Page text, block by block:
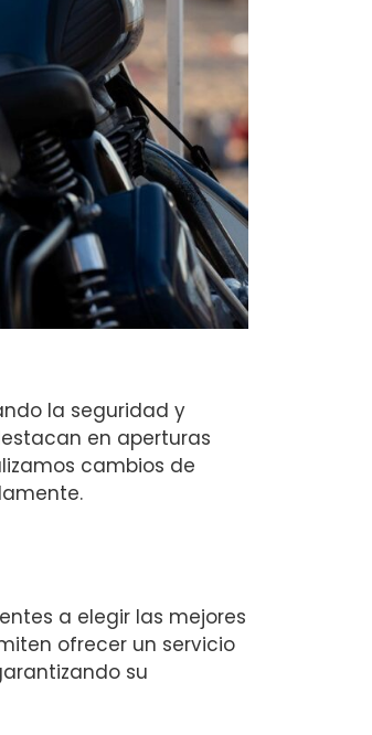
la seguridad y
en aperturas
cambios de
a elegir las mejores
ofrecer un servicio
su